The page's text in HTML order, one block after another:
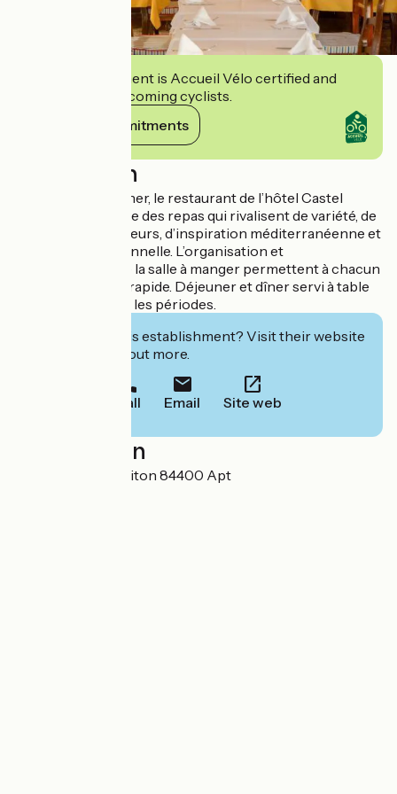
This establishment is Accueil Vélo certified and
commits to welcoming cyclists.
View its commitments
Description
Du déjeuner au dîner, le restaurant de l’hôtel Castel
Luberon vous offre des repas qui rivalisent de variété, de
saveurs et de couleurs, d’inspiration méditerranéenne et
de cuisine traditionnelle. L’organisation et
l’aménagement de la salle à manger permettent à chacun
un service aisé et rapide. Déjeuner et dîner servi à table
ou en buffet selon les périodes.
Interested in this establishment? Visit their website
to book or find out more.
Call Email Site web
Localisation
1526, Avenue de Viton 84400 Apt